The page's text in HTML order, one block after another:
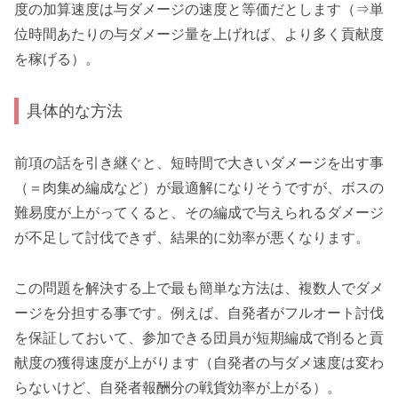
度の加算速度は与ダメージの速度と等価だとします（⇒単
位時間あたりの与ダメージ量を上げれば、より多く貢献度
を稼げる）。
具体的な方法
前項の話を引き継ぐと、短時間で大きいダメージを出す事
（＝肉集め編成など）が最適解になりそうですが、ボスの
難易度が上がってくると、その編成で与えられるダメージ
が不足して討伐できず、結果的に効率が悪くなります。
この問題を解決する上で最も簡単な方法は、 複数人でダメ
ージを分担する事です。例えば、自発者がフルオート討伐
を保証しておいて、参加できる団員が短期編成で削ると貢
献度の獲得速度が上がります（自発者の与ダメ速度は変わ
らないけど、自発者報酬分の戦貨効率が上がる）。